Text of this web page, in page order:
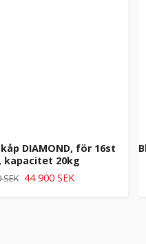
DIAMOND, för 16st
kapacitet 20kg
44 900 SEK